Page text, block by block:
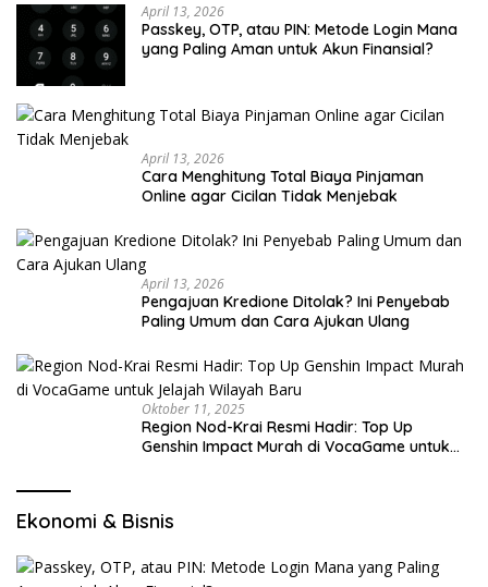
April 13, 2026
Passkey, OTP, atau PIN: Metode Login Mana
yang Paling Aman untuk Akun Finansial?
April 13, 2026
Cara Menghitung Total Biaya Pinjaman
Online agar Cicilan Tidak Menjebak
April 13, 2026
Pengajuan Kredione Ditolak? Ini Penyebab
Paling Umum dan Cara Ajukan Ulang
Oktober 11, 2025
Region Nod-Krai Resmi Hadir: Top Up
Genshin Impact Murah di VocaGame untuk
Ekonomi & Bisnis